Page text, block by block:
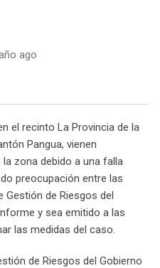
ago
el recinto La Provincia de la
Pangua, vienen
zona debido a una falla
preocupación entre las
Gestión de Riesgos del
y sea emitido a las
las medidas del caso.
de Riesgos del Gobierno